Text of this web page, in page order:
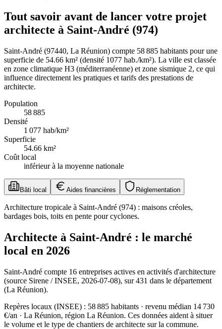
Tout savoir avant de lancer votre projet
architecte à Saint-André (974)
Saint-André (97440, La Réunion) compte 58 885 habitants pour une
superficie de 54.66 km² (densité 1077 hab./km²). La ville est classée
en zone climatique H3 (méditerranéenne) et zone sismique 2, ce qui
influence directement les pratiques et tarifs des prestations de
architecte.
Population
58 885
Densité
1 077 hab/km²
Superficie
54.66 km²
Coût local
inférieur à la moyenne nationale
Bâti local Aides financières Réglementation
Architecture tropicale à Saint-André (974) : maisons créoles,
bardages bois, toits en pente pour cyclones.
Architecte à Saint-André : le marché
local en 2026
Saint-André compte 16 entreprises actives en activités d'architecture
(source Sirene / INSEE, 2026-07-08), sur 431 dans le département
(La Réunion).
Repères locaux (INSEE) : 58 885 habitants · revenu médian 14 730
€/an · La Réunion, région La Réunion. Ces données aident à situer
le volume et le type de chantiers de architecte sur la commune.